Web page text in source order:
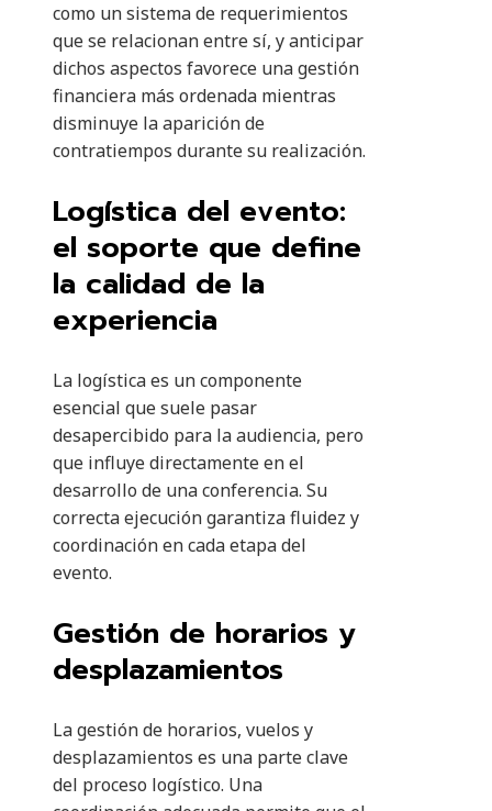
como un sistema de requerimientos
que se relacionan entre sí, y anticipar
dichos aspectos favorece una gestión
financiera más ordenada mientras
disminuye la aparición de
contratiempos durante su realización.
Logística del evento:
el soporte que define
la calidad de la
experiencia
La logística es un componente
esencial que suele pasar
desapercibido para la audiencia, pero
que influye directamente en el
desarrollo de una conferencia. Su
correcta ejecución garantiza fluidez y
coordinación en cada etapa del
evento.
Gestión de horarios y
desplazamientos
La gestión de horarios, vuelos y
desplazamientos es una parte clave
del proceso logístico. Una